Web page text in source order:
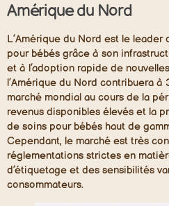
Amérique du Nord
L’Amérique du Nord est le
pour bébés grâce à son
et à l’adoption rapide de
l’Amérique du Nord contribuera
marché mondial au cours de la
revenus disponibles élevés et la
de soins pour bébés haut de
Cependant, le marché est très
réglementations strictes en
d’étiquetage et des sensibilités
consommateurs.